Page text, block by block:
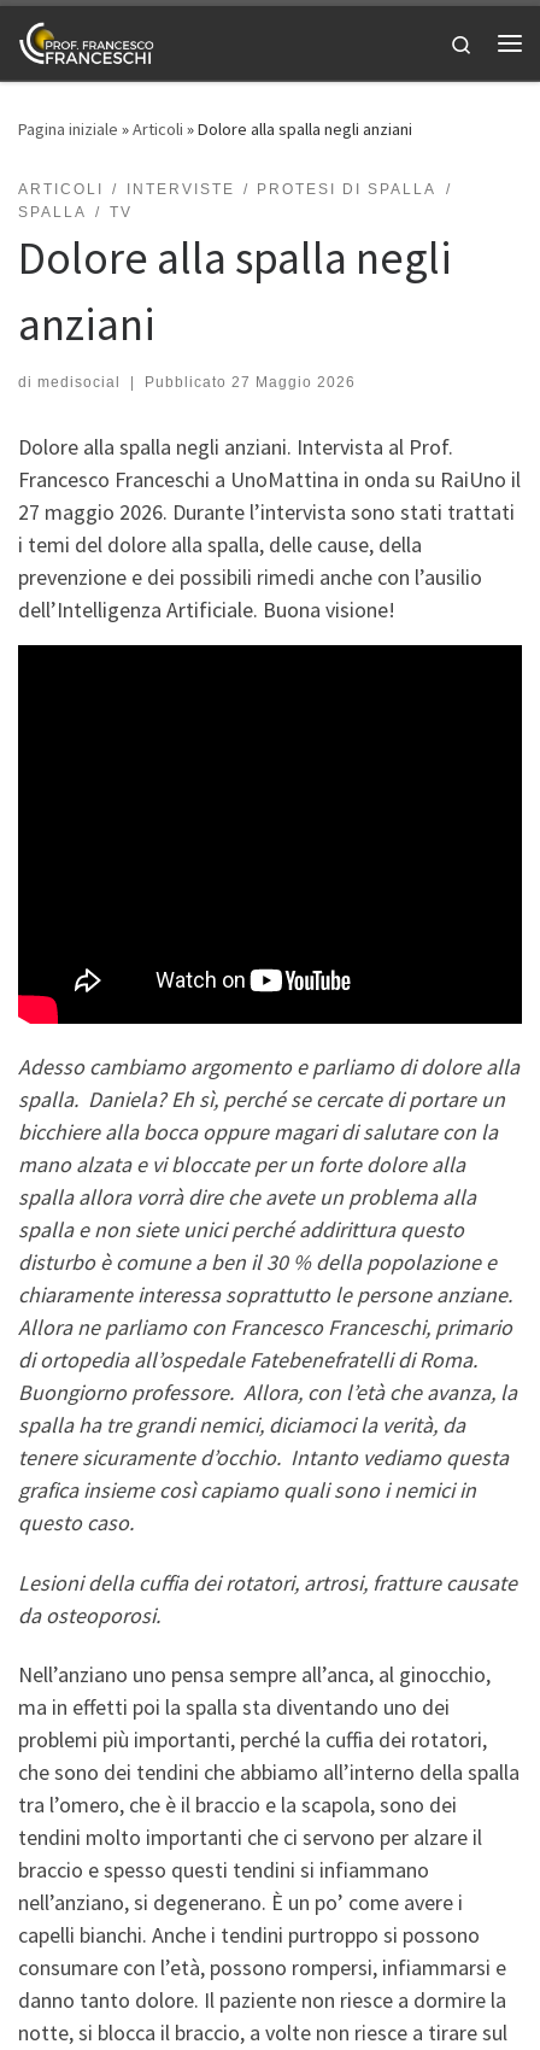
Passa al contenuto
Search
Pagina iniziale »Articoli »Dolore alla spalla negli anziani
ARTICOLI INTERVISTE
PROTESI DI SPALLA
SPALLA
TV
Dolore alla spalla negli
anziani
di medisocial Pubblicato 27 Maggio 2026
Dolore alla spalla negli anziani. Intervista al Prof.
Francesco Franceschi a UnoMattina in onda su RaiUno il
27 maggio 2026. Durante l’intervista sono stati trattati
i temi del dolore alla spalla, delle cause, della
prevenzione e dei possibili rimedi anche con l’ausilio
dell’Intelligenza Artificiale. Buona visione!
Adesso cambiamo argomento e parliamo di dolore alla
spalla. Daniela? Eh sì, perché se cercate di portare un
bicchiere alla bocca oppure magari di salutare con la
mano alzata e vi bloccate per un forte dolore alla
spalla allora vorrà dire che avete un problema alla
spalla e non siete unici perché addirittura questo
disturbo è comune a ben il 30 % della popolazione e
chiaramente interessa soprattutto le persone anziane.
Allora ne parliamo con Francesco Franceschi, primario
di ortopedia all’ospedale Fatebenefratelli di Roma.
Buongiorno professore. Allora, con l’età che avanza, la
spalla ha tre grandi nemici, diciamoci la verità, da
tenere sicuramente d’occhio. Intanto vediamo questa
grafica insieme così capiamo quali sono i nemici in
questo caso.
Lesioni della cuffia dei rotatori, artrosi, fratture causate
da osteoporosi.
Nell’anziano uno pensa sempre all’anca, al ginocchio,
ma in effetti poi la spalla sta diventando uno dei
problemi più importanti, perché la cuffia dei rotatori,
che sono dei tendini che abbiamo all’interno della spalla
tra l’omero, che è il braccio e la scapola, sono dei
tendini molto importanti che ci servono per alzare il
braccio e spesso questi tendini si infiammano
nell’anziano, si degenerano. È un po’ come avere i
capelli bianchi. Anche i tendini purtroppo si possono
consumare con l’età, possono rompersi, infiammarsi e
danno tanto dolore. Il paziente non riesce a dormire la
notte, si blocca il braccio, a volte non riesce a tirare sul